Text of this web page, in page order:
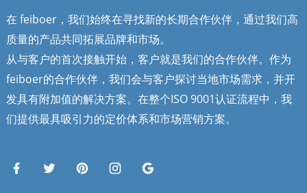
在 feiboer，我们始终在寻找新的长期合作伙伴，通过我们高
质量的产品共同拓展品牌和市场。
从与客户的首次接触开始，客户就是我们的合作伙伴。作为
feiboer的合作伙伴，我们会与客户探讨当地市场需求，并开
发具有附加值的解决方案。在整个ISO 9001认证流程中，我
们提供最具吸引力的定价体系和市场营销方案。